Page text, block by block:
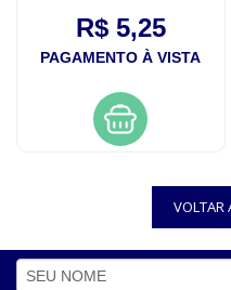
R$ 5,25
PAGAMENTO À VISTA
VOLTAR